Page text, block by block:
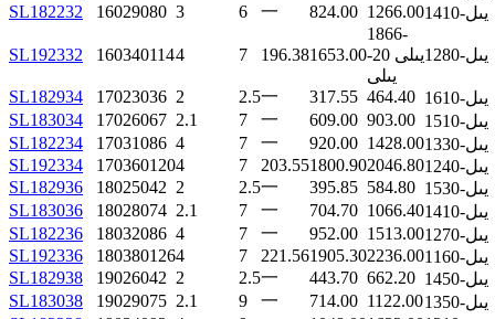
SL182232
16029080 3 6 一 824.00 1266.00 1410-يىل
SL192332 1603401144 7 196.381653.00
1866-
يىلى 20-
يىلى
1280-يىل
SL182934 17023036 2 2.5一 317.55 464.40
1610-يىل
SL183034
17026067 2.1 7 一 609.00 903.00
1510-يىل
SL182234
17031086 4 7 一 920.00 1428.00
1330-يىل
SL192334
1703601204 7 203.551800.902046.80
1240-يىل
SL182936
18025042 2 2.5一 395.85 584.80
1530-يىل
SL183036
18028074 2.1 7 一 704.70 1066.40
1410-يىل
SL182236
18032086 4 7 一 952.00 1513.00
1270-يىل
SL192336
1803801264 7 221.561905.302236.00
1160-يىل
SL182938
19026042 2 2.5一 443.70 662.20
1450-يىل
SL183038
19029075 2.1 9 一 714.00 1122.00
1350-يىل